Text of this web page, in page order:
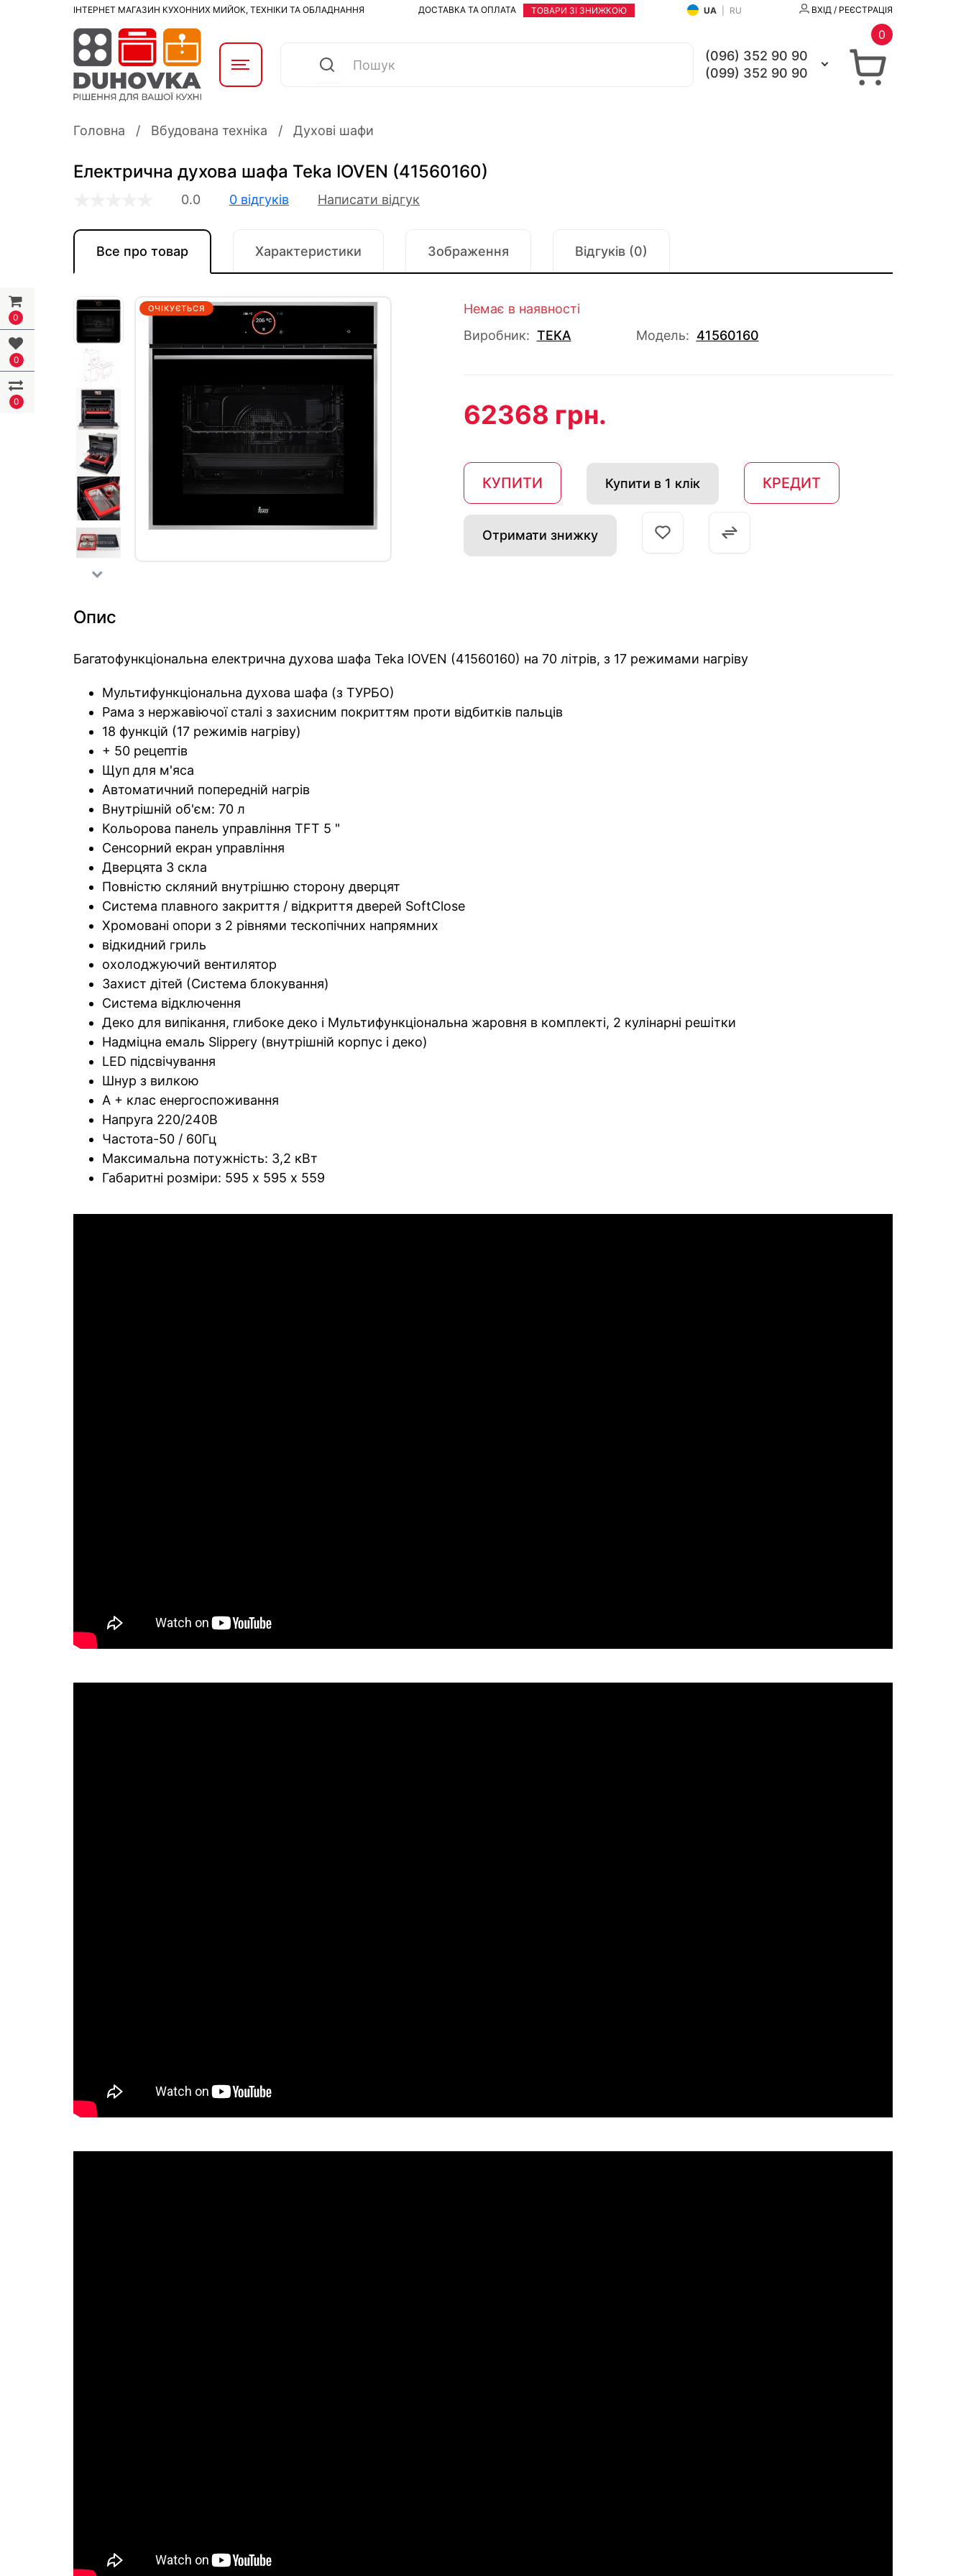
0
0
0
ІНТЕРНЕТ МАГАЗИН КУХОННИХ МИЙОК, ТЕХНІКИ ТА ОБЛАДНАННЯ ДОСТАВКА ТА ОПЛАТА ТОВАРИ ЗІ ЗНИЖКОЮ UA RU ВХІД / РЕЄСТРАЦІЯ
(096) 352 90 90
(099) 352 90 90
0
Головна Вбудована техніка Духові шафи
Електрична духова шафа Teka IOVEN (41560160)
0.0 0 відгуків Написати відгук
Все про товар Характеристики Зображення Відгуків (0)
ОЧІКУЄТЬСЯ
Немає в наявності
Виробник: TEKA Модель: 41560160
62368 грн.
КУПИТИ Купити в 1 клік КРЕДИТ
Отримати знижку
Опис
Багатофункціональна електрична духова шафа Teka IOVEN (41560160) на 70 літрів, з 17 режимами нагріву
Мультифункціональна духова шафа (з ТУРБО)
Рама з нержавіючої сталі з захисним покриттям проти відбитків пальців
18 функцій (17 режимів нагріву)
+ 50 рецептів
Щуп для м'яса
Автоматичний попередній нагрів
Внутрішній об'єм: 70 л
Кольорова панель управління TFT 5 "
Сенсорний екран управління
Дверцята 3 скла
Повністю скляний внутрішню сторону дверцят
Система плавного закриття / відкриття дверей SoftClose
Хромовані опори з 2 рівнями тескопічних напрямних
відкидний гриль
охолоджуючий вентилятор
Захист дітей (Система блокування)
Система відключення
Деко для випікання, глибоке деко і Мультифункціональна жаровня в комплекті, 2 кулінарні решітки
Надміцна емаль Slippery (внутрішній корпус і деко)
LED підсвічування
Шнур з вилкою
А + клас енергоспоживання
Напруга 220/240В
Частота-50 / 60Гц
Максимальна потужність: 3,2 кВт
Габаритні розміри: 595 х 595 х 559